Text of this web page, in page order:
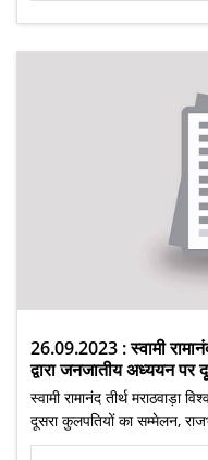
26.09.2023 : स्वामी
द्वारा जनजातीय अध्ययन
स्वामी रामानंद तीर्थ मराठवाड़ा
दूसरा कुलपतियों का सम्मेलन,